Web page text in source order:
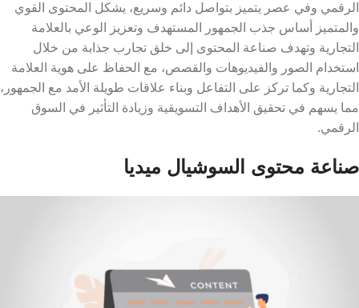
الرقمي وفي عصر يتميز بتواصل دائم وسريع، يشكل المحتوى القوي
والمتميز أساس جذب الجمهور المستهدف وتعزيز الوعي بالعلامة
التجارية وتهدف صناعة المحتوى إلى خلق تجارب جذابة من خلال
استخدام الصور والفيديوهات والقصص، مع الحفاظ على هوية العلامة
التجارية وكما تركز على التفاعل وبناء علاقات طويلة الأمد مع الجمهور،
مما يسهم في تحقيق الأهداف التسويقية وزيادة التأثير في السوق
الرقمي.
صناعة محتوى السوشيال ميديا